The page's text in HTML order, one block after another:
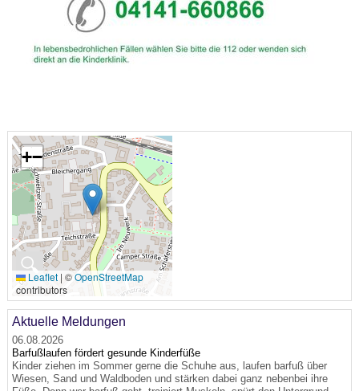
🔍
+−
Leaflet | ©OpenStreetMap
contributors
Aktuelle Meldungen
06.08.2026
Barfußlaufen fördert gesunde Kinderfüße
Kinder ziehen im Sommer gerne die Schuhe aus, laufen barfuß über
Wiesen, Sand und Waldboden und stärken dabei ganz nebenbei ihre